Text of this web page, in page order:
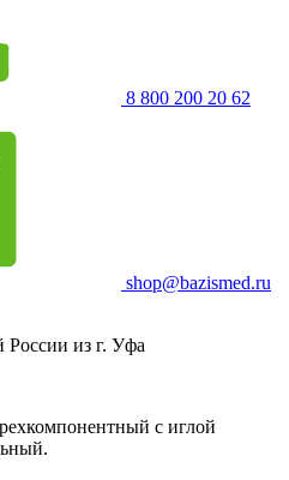
8 800 200 20 62
shop@bazismed.ru
России из г. Уфа
с иглой